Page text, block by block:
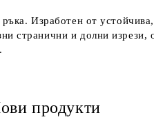
Изработен от
странични и долни
продукти